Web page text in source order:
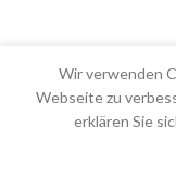
Wir verwenden
Webseite zu
erklären Sie